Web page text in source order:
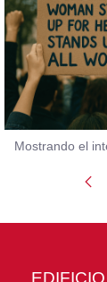
Mostrando el